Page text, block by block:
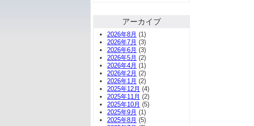
アーカイブ
2026年8月 (1)
2026年7月 (3)
2026年6月 (3)
2026年5月 (2)
2026年4月 (1)
2026年2月 (2)
2026年1月 (2)
2025年12月 (4)
2025年11月 (2)
2025年10月 (5)
2025年9月 (1)
2025年8月 (5)